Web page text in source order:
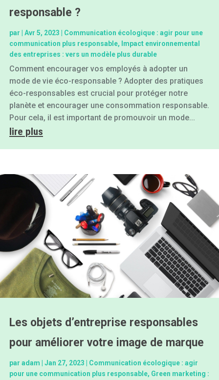
responsable ?
par Avr 5, 2023
Communication écologique : agir pour une
communication plus responsable, Impact environnemental
des entreprises : vers un modèle plus durable
Comment encourager vos employés à adopter un
mode de vie éco-responsable ? Adopter des pratiques
éco-responsables est crucial pour protéger notre
planète et encourager une consommation responsable.
Pour cela, il est important de promouvoir un mode...
lire plus
Les objets d’entreprise responsables
pour améliorer votre image de marque
par adam Jan 27, 2023
Communication écologique : agir
pour une communication plus responsable, Green marketing :